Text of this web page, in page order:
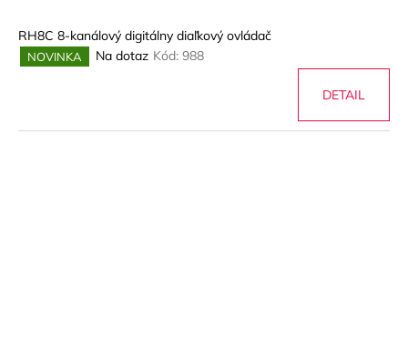
RH8C 8-kanálový digitálny diaľkový ovládač
NOVINKA Na dotaz Kód: 988
DETAIL